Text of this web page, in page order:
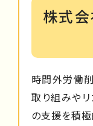
株式
時間外労働
取り組みや
の支援を積極